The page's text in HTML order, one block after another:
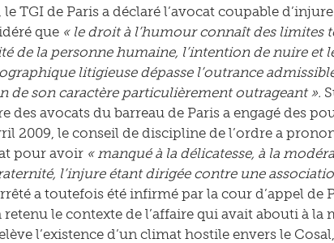
le TGI de Paris a déclaré l’avocat coupable
que « le droit à l’humour connaît des limites
de la personne humaine, l’intention de nuire et
litigieuse dépasse l’outrance
de son caractère particulièrement outrageant ».
des avocats du barreau de Paris a engagé des
2009, le conseil de discipline de l’ordre a
pour avoir « manqué à la délicatesse, à la
l’injure étant dirigée contre une
a toutefois été infirmé par la cour d’appel de
retenu le contexte de l’affaire qui avait abouti à la
l’existence d’un climat hostile envers le